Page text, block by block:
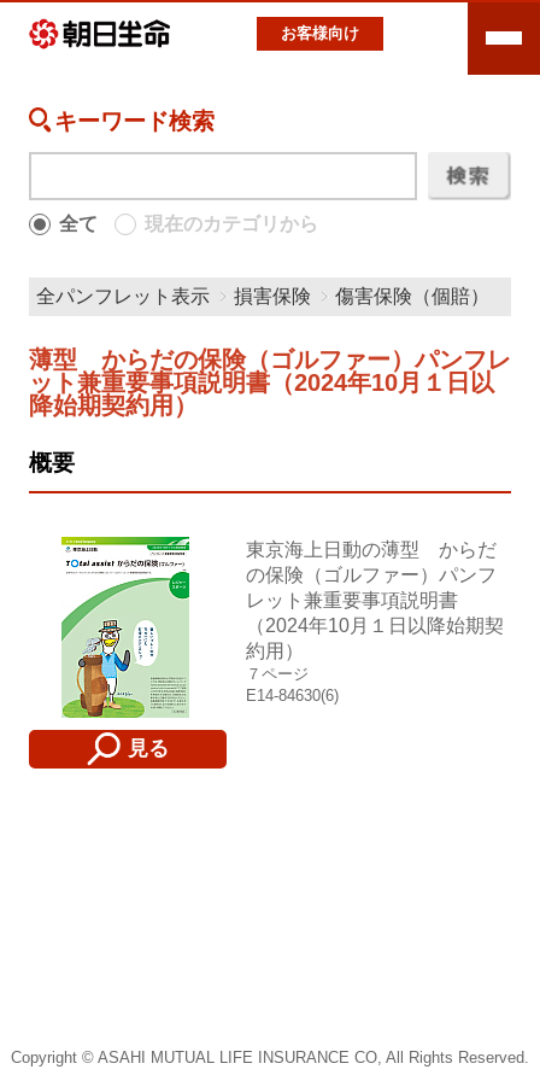
お客様向け
全パンフレット表示 損害保険 傷害保険（個賠）
薄型 からだの保険（ゴルファー）パンフレ
ット兼重要事項説明書（2024年10月１日以
降始期契約用）
概要
見る
東京海上日動の薄型 からだ
の保険（ゴルファー）パンフ
レット兼重要事項説明書
（2024年10月１日以降始期契
約用）
７ページ
E14-84630(6)
キーワード検索
全て 現在のカテゴリから
Copyright © ASAHI MUTUAL LIFE INSURANCE CO, All Rights Reserved.